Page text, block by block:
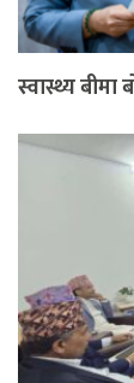
स्वास्थ्य बीमा